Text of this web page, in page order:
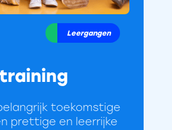
Leergangen
toekomstige
prettige en leerrijke